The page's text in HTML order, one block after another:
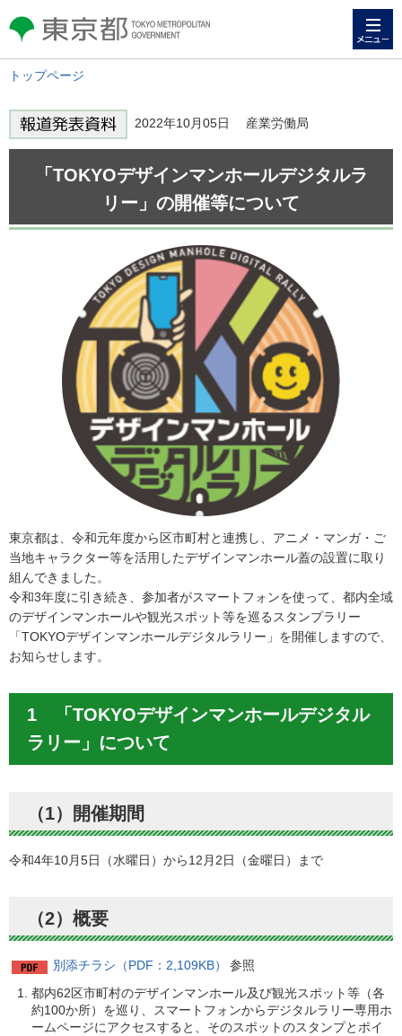
東京都 TOKYO METROPOLITAN
GOVERNMENT
トップページ
2022年10月05日 産業労働局
「TOKYOデザインマンホールデジタルラ
リー」の開催等について
東京都は、令和元年度から区市町村と連携し、アニメ・マンガ・ご
当地キャラクター等を活用したデザインマンホール蓋の設置に取り
組んできました。
令和3年度に引き続き、参加者がスマートフォンを使って、都内全域
のデザインマンホールや観光スポット等を巡るスタンプラリー
「TOKYOデザインマンホールデジタルラリー」を開催しますので、
お知らせします。
1 「TOKYOデザインマンホールデジタル
ラリー」について
（1）開催期間
令和4年10月5日（水曜日）から12月2日（金曜日）まで
（2）概要
別添チラシ（PDF：2,109KB）
参照
都内62区市町村のデザインマンホール及び観光スポット等（各
約100か所）を巡り、スマートフォンからデジタルラリー専用ホ
ームページにアクセスすると、そのスポットのスタンプとポイ